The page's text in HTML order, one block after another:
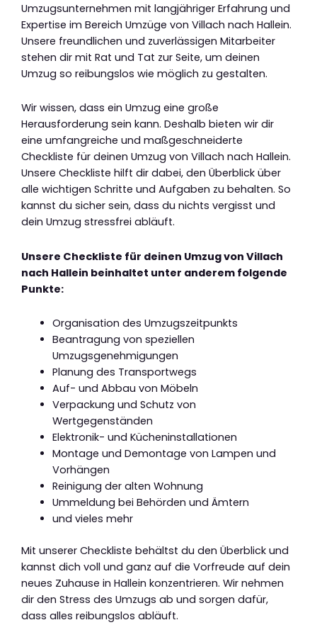
Umzugsunternehmen mit langjähriger Erfahrung und
Expertise im Bereich Umzüge von Villach nach Hallein.
Unsere freundlichen und zuverlässigen Mitarbeiter
stehen dir mit Rat und Tat zur Seite, um deinen
Umzug so reibungslos wie möglich zu gestalten.
Wir wissen, dass ein Umzug eine große
Herausforderung sein kann. Deshalb bieten wir dir
eine umfangreiche und maßgeschneiderte
Checkliste für deinen Umzug von Villach nach Hallein.
Unsere Checkliste hilft dir dabei, den Überblick über
alle wichtigen Schritte und Aufgaben zu behalten. So
kannst du sicher sein, dass du nichts vergisst und
dein Umzug stressfrei abläuft.
Unsere Checkliste für deinen Umzug von Villach
nach Hallein beinhaltet unter anderem folgende
Punkte:
Organisation des Umzugszeitpunkts
Beantragung von speziellen
Umzugsgenehmigungen
Planung des Transportwegs
Auf- und Abbau von Möbeln
Verpackung und Schutz von
Wertgegenständen
Elektronik- und Kücheninstallationen
Montage und Demontage von Lampen und
Vorhängen
Reinigung der alten Wohnung
Ummeldung bei Behörden und Ämtern
und vieles mehr
Mit unserer Checkliste behältst du den Überblick und
kannst dich voll und ganz auf die Vorfreude auf dein
neues Zuhause in Hallein konzentrieren. Wir nehmen
dir den Stress des Umzugs ab und sorgen dafür,
dass alles reibungslos abläuft.